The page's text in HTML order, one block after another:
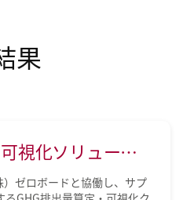
果
視化ソリューシ
）ゼロボードと協働し、サプ